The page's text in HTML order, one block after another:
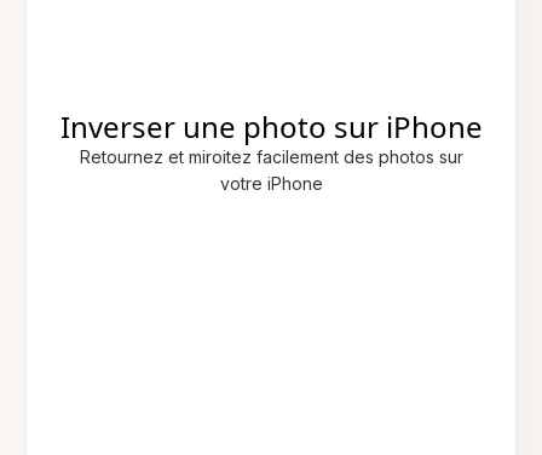
Inverser une photo sur iPhone
Retournez et miroitez facilement des photos sur
votre iPhone